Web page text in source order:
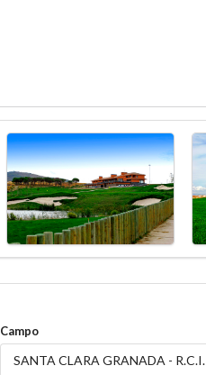
Campo
SANTA CLARA GRANADA - R.C.I.